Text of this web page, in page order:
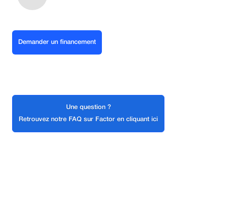
Demander un financement
Une question ?
Retrouvez notre FAQ sur Factor en cliquant ici